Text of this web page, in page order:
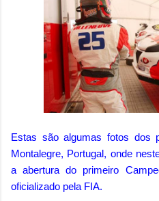
Estas são algumas fotos dos
Montalegre, Portugal, onde
a abertura do primeiro
oficializado pela FIA.